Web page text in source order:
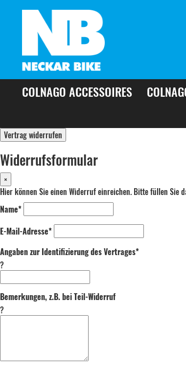
COLNAGO ACCESSOIRES
Vertrag widerrufen
Widerrufsformular
×
Hier können Sie einen Widerruf einreichen. Bitte füllen Sie
Name*
E-Mail-Adresse*
Angaben zur Identifizierung des Vertrages*
?
Bemerkungen, z.B. bei Teil-Widerruf
?